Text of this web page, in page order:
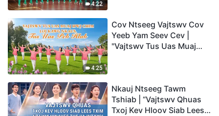
4:22
4:25
Cov Ntseeg Vajtswv Cov
Yeeb Yam Seev Cev |
"Vajtswv Tus Uas Muaj
Nkauj Ntseeg Tawm
Tshiab | “Vajtswv Qhuas
Txoj Kev Hloov Siab Lees